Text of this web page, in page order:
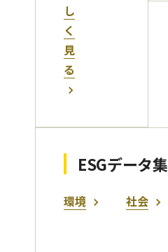
し
く
見
る
ESGデータ集
環境 社会